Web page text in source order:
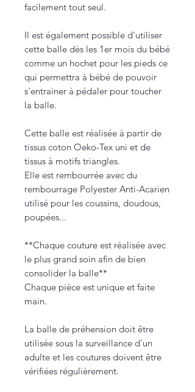
facilement tout seul.
Il est également possible d'utiliser
cette balle dès les 1er mois du bébé
comme un hochet pour les pieds ce
qui permettra à bébé de pouvoir
s'entrainer à pédaler pour toucher
la balle.
Cette balle est réalisée à partir de
tissus coton Oeko-Tex uni et de
tissus à motifs triangles.
Elle est rembourrée avec du
rembourrage Polyester Anti-Acarien
utilisé pour les coussins, doudous,
poupées...
**Chaque couture est réalisée avec
le plus grand soin afin de bien
consolider la balle**
Chaque pièce est unique et faite
main.
La balle de préhension doit être
utilisée sous la surveillance d'un
adulte et les coutures doivent être
vérifiées régulièrement.